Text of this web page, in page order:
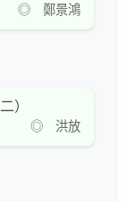
◎ 鄭景鴻
）
◎ 洪放